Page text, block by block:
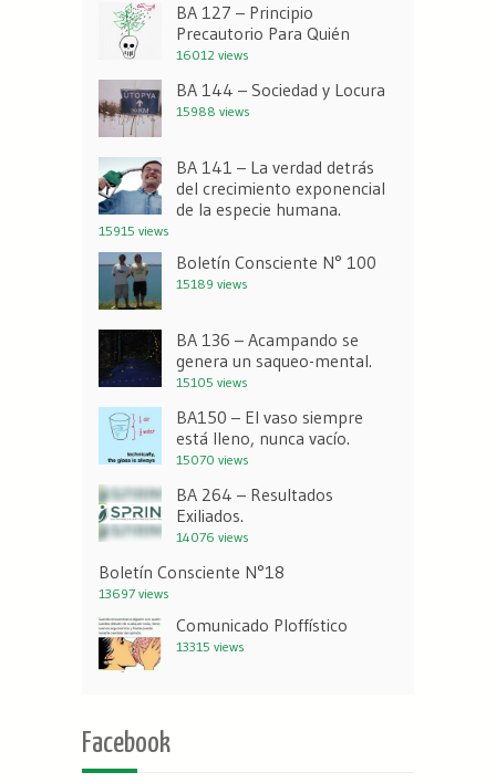
BA 127 – Principio
Precautorio Para Quién
16012 views
BA 144 – Sociedad y Locura
15988 views
BA 141 – La verdad detrás
del crecimiento exponencial
de la especie humana.
15915 views
Boletín Consciente N° 100
15189 views
BA 136 – Acampando se
genera un saqueo-mental.
15105 views
BA150 – El vaso siempre
está lleno, nunca vacío.
15070 views
BA 264 – Resultados
Exiliados.
14076 views
Boletín Consciente N°18
13697 views
Comunicado Ploffístico
13315 views
Facebook